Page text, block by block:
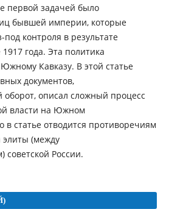
первой задачей было
бывшей империи, которые
контроля в результате
года. Эта политика
Кавказу. В этой статье
документов,
описал сложный процесс
власти на Южном
в статье отводится противоречиям
элиты (между
России.